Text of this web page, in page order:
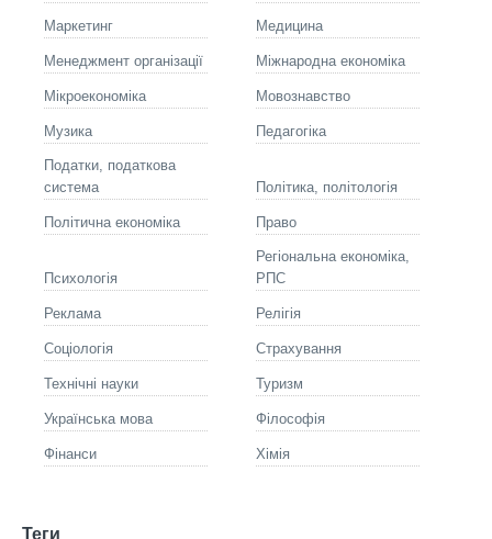
Маркетинг Медицина
Менеджмент організації Міжнародна економіка
Мікроекономіка Мовознавство
Музика Педагогіка
Податки, податкова
система
Політика, політологія
Політична економіка Право
Психологія
Регіональна економіка,
РПС
Реклама Релігія
Соціологія Страхування
Технічні науки Туризм
Українська мова Філософія
Фінанси Хімія
Теги